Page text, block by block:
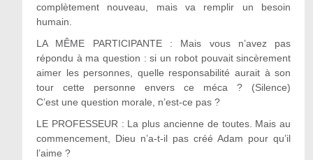
complètement nouveau, mais va remplir un besoin
humain.
LA MÊME PARTICIPANTE : Mais vous n’avez pas
répondu à ma question : si un robot pouvait sincèrement
aimer les personnes, quelle responsabilité aurait à son
tour cette personne envers ce méca ? (Silence)
C’est une question morale, n’est-ce pas ?
LE PROFESSEUR : La plus ancienne de toutes. Mais au
commencement, Dieu n’a-t-il pas créé Adam pour qu’il
l’aime ?